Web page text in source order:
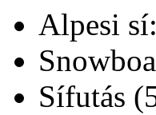
Alpesi
Sífutás